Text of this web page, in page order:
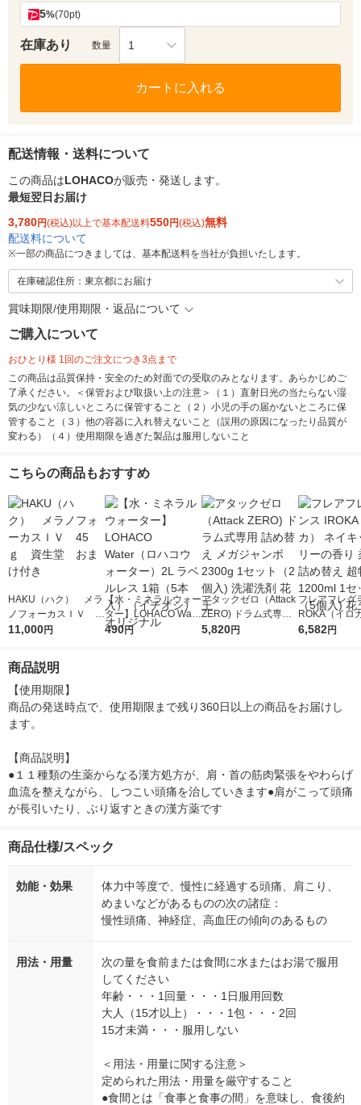
5%(70pt)
在庫あり 数量 1
カートに入れる
配送情報・送料について
この商品はLOHACOが販売・発送します。
最短翌日お届け
3,780円(税込)以上で基本配送料550円(税込)無料
配送料について
※一部の商品につきましては、基本配送料を当社が負担いたします。
在庫確認住所：東京都にお届け
賞味期限/使用期限・返品について
ご購入について
おひとり様 1回のご注文につき3点まで
この商品は品質保持・安全のため対面での受取のみとなります。あらかじめご
了承ください。＜保管および取扱い上の注意＞（１）直射日光の当たらない湿
気の少ない涼しいところに保管すること（２）小児の手の届かないところに保
管すること（３）他の容器に入れ替えないこと（誤用の原因になったり品質が
変わる）（４）使用期限を過ぎた製品は服用しないこと
こちらの商品もおすすめ
HAKU（ハク） メラ
ノフォーカスＩＶ 4
5ｇ 資生堂 おまけ
11,000円
【水・ミネラルウォー
ター】LOHACO Wate
r（ロハコウォータ
490円
アタックゼロ（Attack
ZERO) ドラム式専用
詰め替え メガジャン
5,820円
フレアフレグ
ROKA（イロ
イキッドリリ
6,582円
商品説明
【使用期限】
商品の発送時点で、使用期限まで残り360日以上の商品をお届けし
ます。
【商品説明】
●１１種類の生薬からなる漢方処方が、肩・首の筋肉緊張をやわらげ
血流を整えながら、しつこい頭痛を治していきます●肩がこって頭痛
が長引いたり、ぶり返すときの漢方薬です
商品仕様/スペック
効能・効果
体力中等度で、慢性に経過する頭痛、肩こり、
めまいなどがあるものの次の諸症：
慢性頭痛、神経症、高血圧の傾向のあるもの
用法・用量
次の量を食前または食間に水またはお湯で服用
してください
年齢・・・1回量・・・1日服用回数
大人（15才以上）・・・1包・・・2回
15才未満・・・服用しない
＜用法・用量に関する注意＞
定められた用法・用量を厳守すること
●食間とは「食事と食事の間」を意味し、食後約